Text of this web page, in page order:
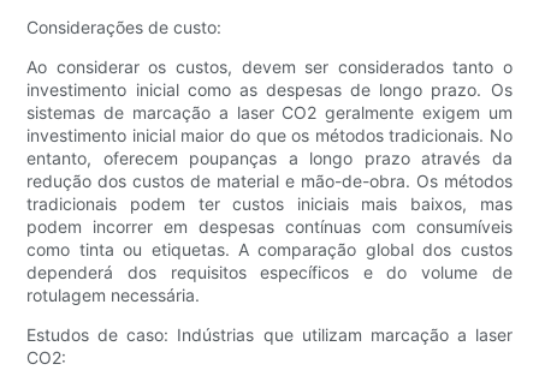
Considerações de custo:
Ao considerar os custos, devem ser considerados tanto o
investimento inicial como as despesas de longo prazo. Os
sistemas de marcação a laser CO2 geralmente exigem um
investimento inicial maior do que os métodos tradicionais. No
entanto, oferecem poupanças a longo prazo através da
redução dos custos de material e mão-de-obra. Os métodos
tradicionais podem ter custos iniciais mais baixos, mas
podem incorrer em despesas contínuas com consumíveis
como tinta ou etiquetas. A comparação global dos custos
dependerá dos requisitos específicos e do volume de
rotulagem necessária.
Estudos de caso: Indústrias que utilizam marcação a laser
CO2: